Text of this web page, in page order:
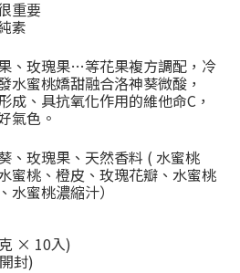
重要
素
、玫瑰果…等花果複方調配 ， 冷
水蜜桃嬌甜融合洛神葵微酸，
成、具抗氧化作用的維他命C，
氣色。
玫瑰果、天然香料 ( 水蜜桃
蜜桃、橙皮、玫瑰花瓣、 水蜜桃
水蜜桃濃縮汁）
× 10入)
封)